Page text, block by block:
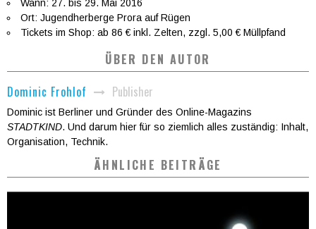
Wann: 27. bis 29. Mai 2016
Ort: Jugendherberge Prora auf Rügen
Tickets im Shop: ab 86 € inkl. Zelten, zzgl. 5,00 € Müllpfand
ÜBER DEN AUTOR
Dominic Frohlof
Publisher
Dominic ist Berliner und Gründer des Online-Magazins
STADTKIND. Und darum hier für so ziemlich alles zuständig: Inhalt,
Organisation, Technik.
ÄHNLICHE BEITRÄGE